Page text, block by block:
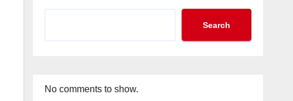
Search
No comments to show.